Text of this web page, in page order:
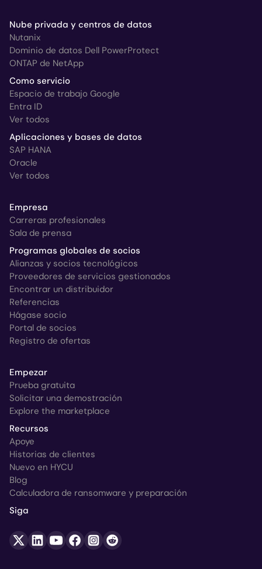
Nube privada y centros de datos
Nutanix
Dominio de datos Dell PowerProtect
ONTAP de NetApp
Como servicio
Espacio de trabajo Google
Entra ID
Ver todos
Aplicaciones y bases de datos
SAP HANA
Oracle
Ver todos
Empresa
Carreras profesionales
Sala de prensa
Programas globales de socios
Alianzas y socios tecnológicos
Proveedores de servicios gestionados
Encontrar un distribuidor
Referencias
Hágase socio
Portal de socios
Registro de ofertas
Empezar
Prueba gratuita
Solicitar una demostración
Explore the marketplace
Recursos
Apoye
Historias de clientes
Nuevo en HYCU
Blog
Calculadora de ransomware y preparación
Siga